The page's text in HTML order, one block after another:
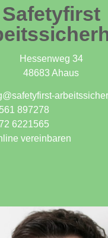
Safetyfirst
Hessenweg 34
48683 Ahaus
897278
6221565
vereinbaren